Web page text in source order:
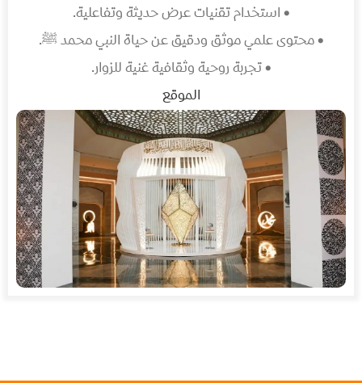
• استخدام تقنيات عرض حديثة وتفاعلية.
• محتوى علمي موثق ودقيق عن حياة النبي محمد ﷺ.
• تجربة روحية وثقافية غنية للزوار.
الموقع